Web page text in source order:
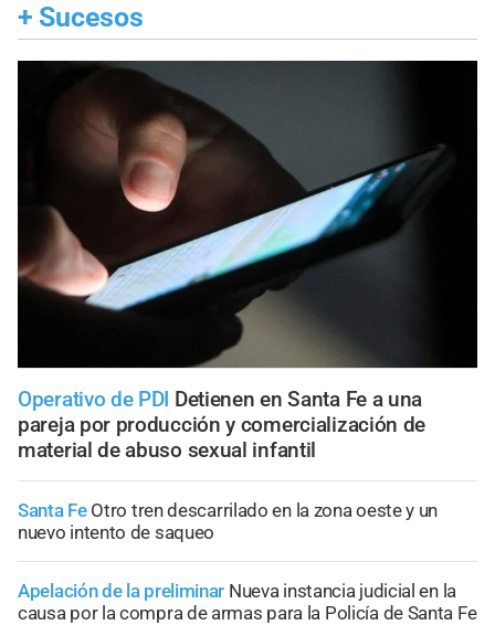
+ Sucesos
Operativo de PDI Detienen en Santa Fe a una
pareja por producción y comercialización de
material de abuso sexual infantil
Santa Fe Otro tren descarrilado en la zona oeste y un
nuevo intento de saqueo
Apelación de la preliminar Nueva instancia judicial en la
causa por la compra de armas para la Policía de Santa Fe